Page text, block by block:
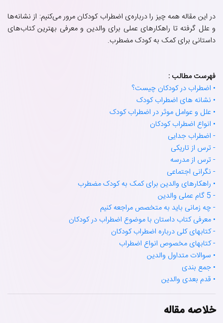
در این مقاله همه چیز را درباره‌ی اضطراب کودکان مرور می‌کنیم: از نشانه‌ها
و علل گرفته تا راهکارهای عملی برای والدین و معرفی بهترین کتاب‌های
داستانی برای کمک به کودک مضطرب.
فهرست مطالب :
• اضطراب در کودکان چیست؟
• نشانه های اضطراب کودک
• علل و عوامل موثر در اضطراب کودک
• انواع اضطراب کودکان
- اضطراب جدایی
- ترس از تاریکی
- ترس از مدرسه
- نگرانی اجتماعی
• راهکارهای والدین برای کمک به کودک مضطرب
- 5 گام عملی والدین
- چه زمانی باید به متخصص مراجعه کنیم
• معرفی کتاب داستان با موضوع اضطراب در کودکان
- کتابهای کلی درباره اضطراب کودکان
- کتابهای مخصوص انواع اضطراب
• سوالات متداول والدین
• جمع بندی
• قدم بعدی والدین
خلاصه مقاله